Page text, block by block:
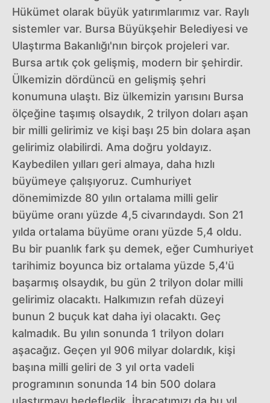
Hükümet olarak büyük yatırımlarımız var. Raylı
sistemler var. Bursa Büyükşehir Belediyesi ve
Ulaştırma Bakanlığı'nın birçok projeleri var.
Bursa artık çok gelişmiş, modern bir şehirdir.
Ülkemizin dördüncü en gelişmiş şehri
konumuna ulaştı. Biz ülkemizin yarısını Bursa
ölçeğine taşımış olsaydık, 2 trilyon doları aşan
bir milli gelirimiz ve kişi başı 25 bin dolara aşan
gelirimiz olabilirdi. Ama doğru yoldayız.
Kaybedilen yılları geri almaya, daha hızlı
büyümeye çalışıyoruz. Cumhuriyet
dönemimizde 80 yılın ortalama milli gelir
büyüme oranı yüzde 4,5 civarındaydı. Son 21
yılda ortalama büyüme oranı yüzde 5,4 oldu.
Bu bir puanlık fark şu demek, eğer Cumhuriyet
tarihimiz boyunca biz ortalama yüzde 5,4'ü
başarmış olsaydık, bu gün 2 trilyon dolar milli
gelirimiz olacaktı. Halkımızın refah düzeyi
bunun 2 buçuk kat daha iyi olacaktı. Geç
kalmadık. Bu yılın sonunda 1 trilyon doları
aşacağız. Geçen yıl 906 milyar dolardık, kişi
başına milli geliri de 3 yıl orta vadeli
programının sonunda 14 bin 500 dolara